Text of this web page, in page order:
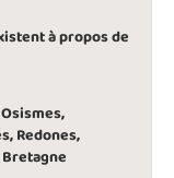
à propos de
Redones,